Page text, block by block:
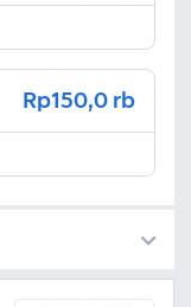
Rp150,0 rb